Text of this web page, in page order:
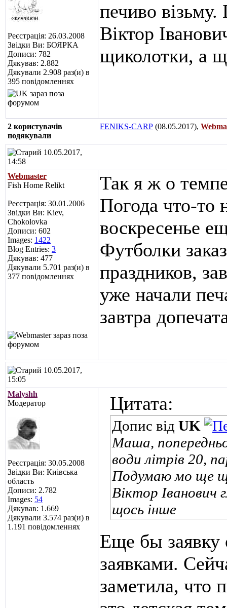
Реєстрація: 26.03.2008
Звідки Ви: БОЯРКА
Дописи: 782
Дякував: 2.882
Дякували 2.908 раз(и) в
395 повідомленнях
печиво
Віктор
щиколотки, а
2 користувачів
подякували
FENIKS-CARP (08.05.2017),
10.05.2017,
14:58
Webmaster
Fish Home Relikt
Реєстрація: 30.01.2006
Звідки Ви: Kiev,
Chokolovka
Дописи: 602
Images: 1422
Blog Entries: 3
Дякував: 477
Дякували 5.701 раз(и) в
377 повідомленнях
Так я ж о
Погода что-то
воскресенье
Футболки
праздников,
уже начали
завтра
10.05.2017,
15:05
Malyshh
Модератор
Реєстрація: 30.05.2008
Звідки Ви: Киівська
область
Дописи: 2.782
Images: 54
Дякував: 1.669
Дякували 3.574 раз(и) в
1.191 повідомленнях
Цитата:
Допис від UK
Маша,
води літрів 20,
Подумаю мо ще
Віктор Іванович
щось інше
Еще бы заявку
заявками.
заметила, что